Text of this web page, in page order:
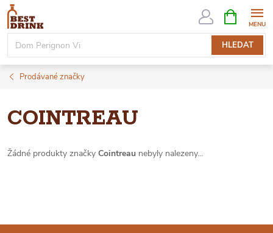
Přejít
obsah
HLEDAT
NÁKUPNÍ
KOŠÍK
Prodávané značky
COINTREAU
Žádné produkty značky Cointreau nebyly nalezeny...